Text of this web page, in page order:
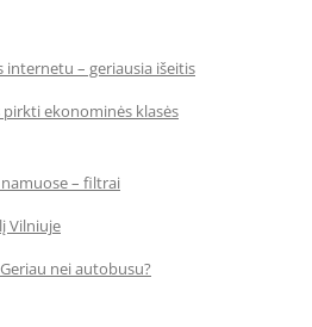
– geriausia išeitis
ekonominės klasės
– filtrai
Vilniuje
nei autobusu?